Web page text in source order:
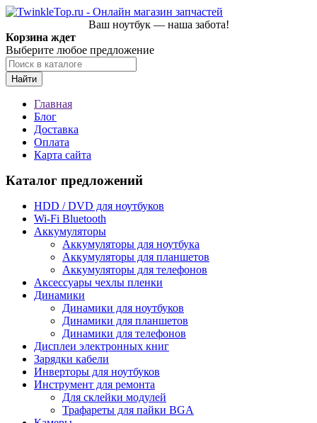
Ваш ноутбук — наша забота!
Корзина ждет
Выберите любое предложение
Найти
Главная
Блог
Доставка
Оплата
Карта сайта
Каталог предложений
HDD / DVD для ноутбуков
Wi-Fi Bluetooth
Аккумуляторы
Аккумуляторы для ноутбука
Аккумуляторы для планшетов
Аккумуляторы для телефонов
Аксессуары чехлы пленки
Динамики
Динамики для ноутбуков
Динамики для планшетов
Динамики для телефонов
Дисплеи электронных книг
Зарядки кабели
Инверторы для ноутбуков
Инструмент для ремонта
Для склейки модулей
Трафареты для пайки BGA